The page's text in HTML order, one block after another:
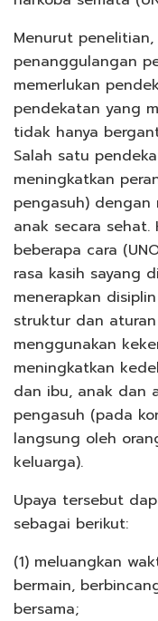
Menurut
penanggulangan
memerlukan
pendekatan yang
tidak hanya
Salah satu
meningkatkan
pengasuh) dengan
anak secara
beberapa cara
rasa kasih sayang
menerapkan
struktur dan
menggunakan
meningkatkan
dan ibu, anak dan
pengasuh (pada
langsung oleh
keluarga).
Upaya tersebut
sebagai berikut:
(1) meluangkan
bermain,
bersama;